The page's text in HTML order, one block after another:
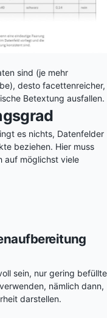
sind (je mehr
desto facettenreicher,
Betextung ausfallen.
es nichts, Datenfelder
beziehen. Hier muss
auf möglichst viele
sein, nur gering befüllte
nämlich dann,
darstellen.